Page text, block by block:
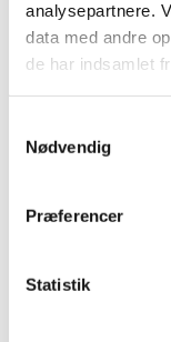
analysepartnere.
data med andre
de har indsamlet
Nødvendig
Præferencer
Statistik
Du vil